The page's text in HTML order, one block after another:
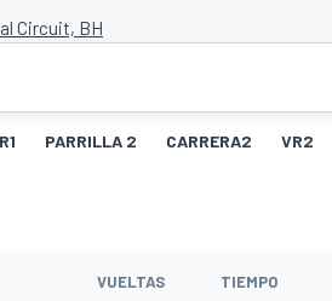
Circuit, BH
PARRILLA 2 CARRERA2 VR2
VUELTAS TIEMPO